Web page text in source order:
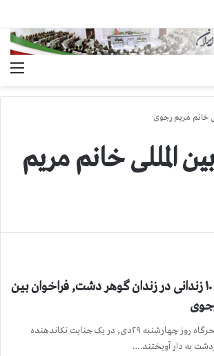
خانم مریم رجوی
المللی خانم مریم
اعدام دستجمعی ۱۰ زندانی در زندان گوهر دشت, فراخوان بین
جلادان حاکم بر ایران, سحرگاه روز چهارشنبه ۲۹دی, در یک جنایت تکاندهنده